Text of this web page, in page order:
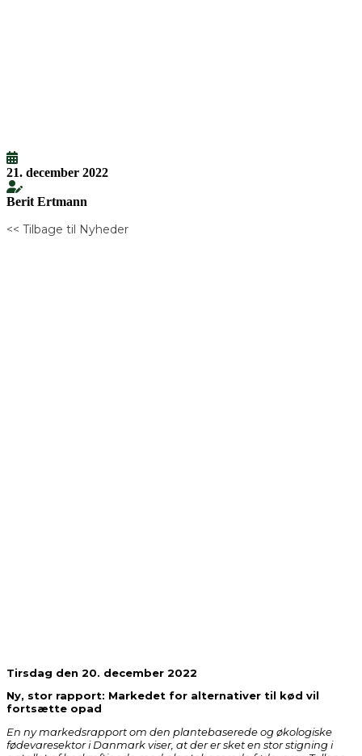
21. december 2022
Berit Ertmann
<< Tilbage til Nyheder
Tirsdag den 20. december 2022
Ny, stor rapport: Markedet for alternativer til kød vil
fortsætte opad
En ny markedsrapport om den plantebaserede og økologiske
fødevaresektor i Danmark viser, at der er sket en stor stigning i